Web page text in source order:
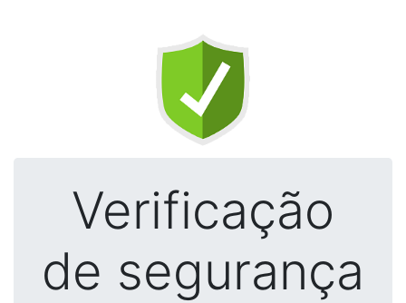
Verificação
de segurança